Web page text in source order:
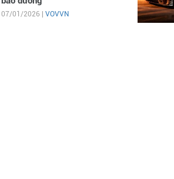
07/01/2026 | VOVVN